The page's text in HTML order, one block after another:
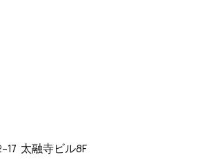
17 太融寺ビル8F